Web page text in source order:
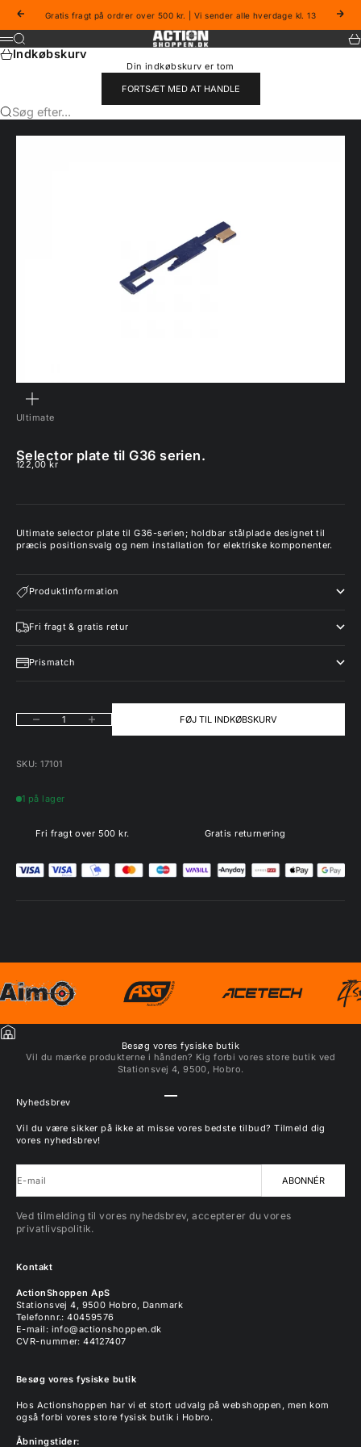
ForrigeGratis fragt på ordrer over 500 kr. | Vi sender alle hverdage kl. 13
Actionshoppen
Menu
Søg
Indkøbskurv
Din indkøbskurv er tom
FORTSÆT MED AT HANDLE
Søg efter...
Ultimate
Selector plate til G36 serien.
Salgspris
122,00 kr
Ultimate selector plate til G36-serien; holdbar stålplade designet til
præcis positionsvalg og nem installation for elektriske komponenter.
Produktinformation
Fri fragt & gratis retur
Prismatch
Sænk antal Øg antal FØJ TIL INDKØBSKURV
SKU: 17101
1 på lager
Fri fragt over 500 kr. Gratis returnering
Besøg vores fysiske butik
Vil du mærke produkterne i hånden? Kig forbi vores store butik ved
Stationsvej 4, 9500, Hobro.
Nyhedsbrev
Vil du være sikker på ikke at misse vores bedste tilbud? Tilmeld dig
vores nyhedsbrev!
E-mail ABONNÉR
Ved tilmelding til vores nyhedsbrev, accepterer du vores
privatlivspolitik.
Kontakt
ActionShoppen ApS
Stationsvej 4, 9500 Hobro, Danmark
Telefonnr.: 40459576
E-mail: info@actionshoppen.dk
CVR-nummer: 44127407
Besøg vores fysiske butik
Hos Actionshoppen har vi et stort udvalg på webshoppen, men kom
også forbi vores store fysisk butik i Hobro.
Åbningstider: